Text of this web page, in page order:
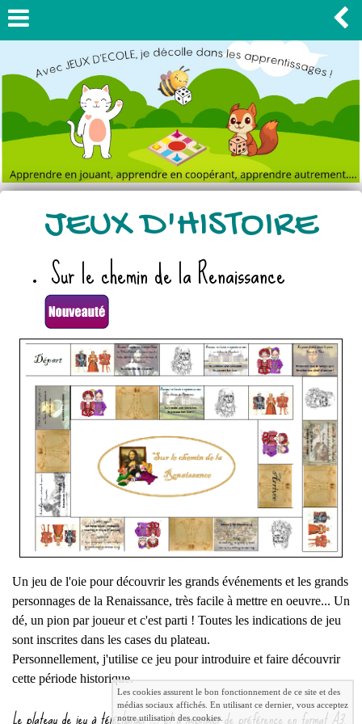
JEUX D'HISTOIRE
Sur le chemin de la Renaissance
Un jeu de l'oie pour découvrir les grands événements et les grands
personnages de la Renaissance, très facile à mettre en oeuvre... Un
dé, un pion par joueur et c'est parti ! Toutes les indications de jeu
sont inscrites dans les cases du plateau.
Personnellement, j'utilise ce jeu pour introduire et faire découvrir
cette période historique.
Les cookies assurent le bon fonctionnement de ce site et des
médias sociaux affichés. En utilisant ce dernier, vous acceptez
notre utilisation des cookies.